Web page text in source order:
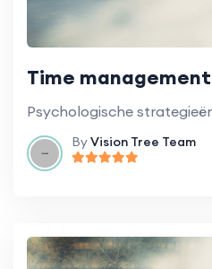
Time management
ByVision Tree Team